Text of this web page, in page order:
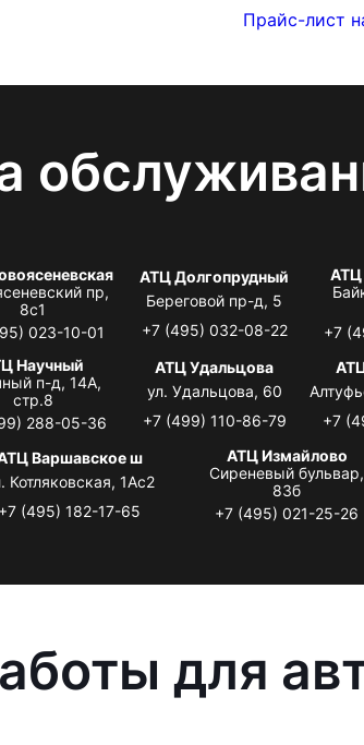
Прайс-лист
пр,
8с1
023-10-01
АТЦ Долгопрудный
Береговой пр-д, 5
+7 (495) 032-08-22
АТЦ
+7
Научный
п-д, 14А,
стр.8
288-05-36
АТЦ Удальцова
ул. Удальцова, 60
+7 (499) 110-86-79
+7
Варшавское ш
Котляковская, 1Ас2
+7 (495) 182-17-65
АТЦ Измайлово
Сиреневый бульвар,
83б
+7 (495) 021-25-26
для